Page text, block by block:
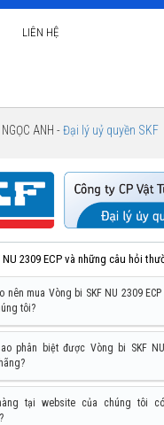
LIÊN HỆ
ANH -Đại lý uỷ quyền SKF
2309 ECP và những câu hỏi
nên mua Vòng bi SKF NU 2309
tôi?
phân biệt được Vòng bi SKF
tại website của chúng tôi